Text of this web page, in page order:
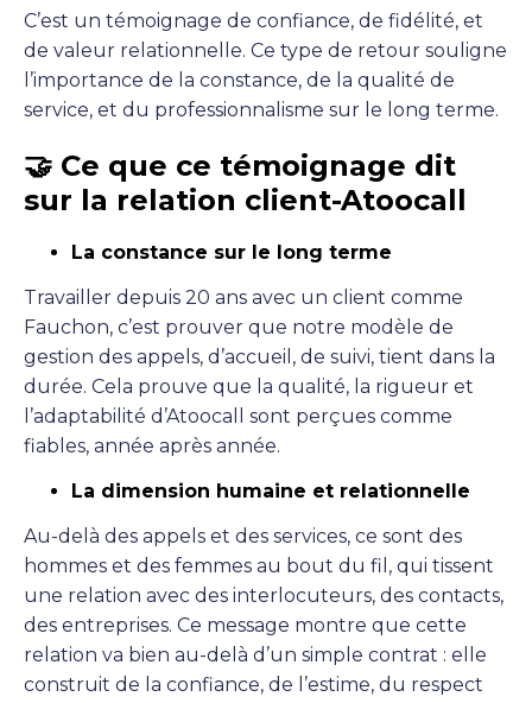
C’est un témoignage de confiance, de fidélité, et
de valeur relationnelle. Ce type de retour souligne
l’importance de la constance, de la qualité de
service, et du professionnalisme sur le long terme.
🤝 Ce que ce témoignage dit
sur la relation client-Atoocall
La constance sur le long terme
Travailler depuis 20 ans avec un client comme
Fauchon, c’est prouver que notre modèle de
gestion des appels, d’accueil, de suivi, tient dans la
durée. Cela prouve que la qualité, la rigueur et
l’adaptabilité d’Atoocall sont perçues comme
fiables, année après année.
La dimension humaine et relationnelle
Au-delà des appels et des services, ce sont des
hommes et des femmes au bout du fil, qui tissent
une relation avec des interlocuteurs, des contacts,
des entreprises. Ce message montre que cette
relation va bien au-delà d’un simple contrat : elle
construit de la confiance, de l’estime, du respect